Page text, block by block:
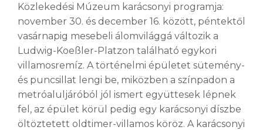
Közlekedési Múzeum karácsonyi programja:
november 30. és december 16. között, péntektől
vasárnapig mesebeli álomvilággá változik a
Ludwig-Koeßler-Platzon található egykori
villamosremíz. A történelmi épületet sütemény-
és puncsillat lengi be, miközben a színpadon a
metróaluljáróból jól ismert együttesek lépnek
fel, az épület körül pedig egy karácsonyi díszbe
öltöztetett oldtimer-villamos köröz. A karácsonyi